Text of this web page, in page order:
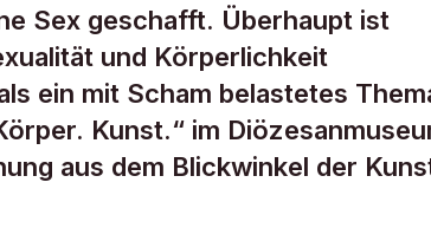
Sex geschafft. Überhaupt ist
und Körperlichkeit
ein mit Scham belastetes
Kunst.“ im
aus dem Blickwinkel der